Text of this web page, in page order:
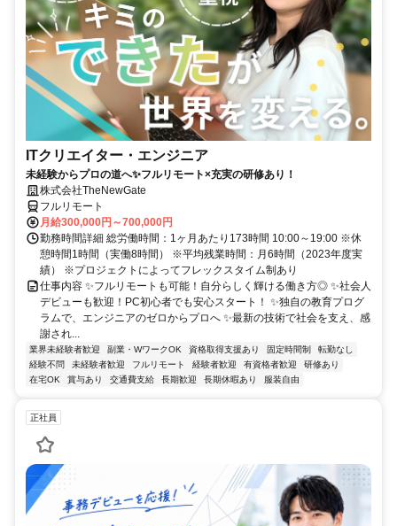
ITクリエイター・エンジニア
未経験からプロの道へ✨フルリモート×充実の研修あり！
株式会社TheNewGate
フルリモート
月給300,000円～700,000円
勤務時間詳細 総労働時間：1ヶ月あたり173時間 10:00～19:00 ※休
憩時間1時間（実働8時間） ※平均残業時間：月6時間（2023年度実
績） ※プロジェクトによってフレックスタイム制あり
仕事内容 ✨フルリモートも可能！自分らしく輝ける働き方◎ ✨社会人
デビューも歓迎！PC初心者でも安心スタート！ ✨独自の教育プログ
ラムで、エンジニアのゼロからプロへ ✨最新の技術で社会を支え、感
謝され...
業界未経験者歓迎 副業・WワークOK 資格取得支援あり 固定時間制
転勤なし
経験不問
未経験者歓迎 フルリモート 経験者歓迎 有資格者歓迎
研修あり
在宅OK
賞与あり 交通費支給 長期歓迎 長期休暇あり 服装自由
正社員